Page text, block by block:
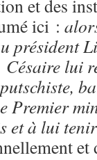
et des
ici :
président
Césaire lui
Premier
et à lui
et